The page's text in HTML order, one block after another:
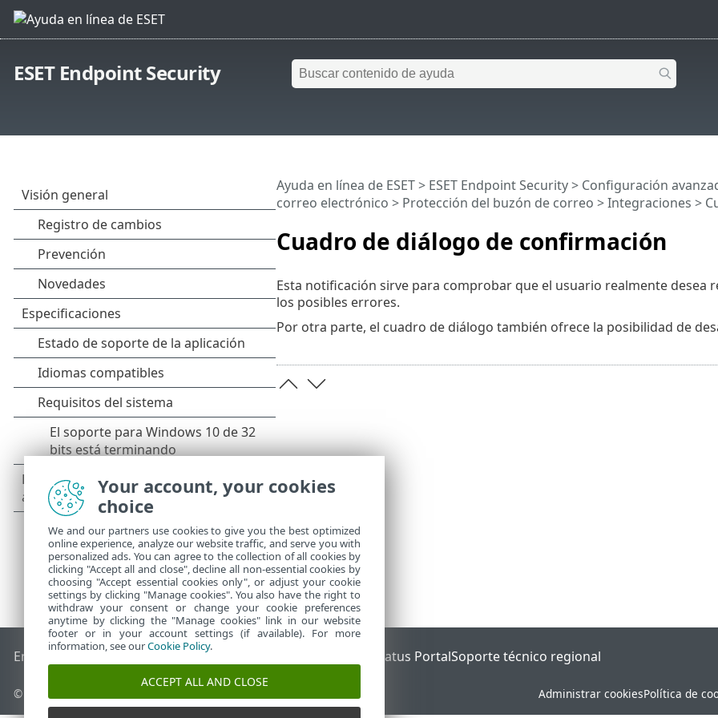
ESET Endpoint Security
Cuadro de diálogo de confirmación
Ayuda en línea de ESET> ESET Endpoint Security> Configuración
correo electrónico > Protección del buzón de correo >Integraciones >
Esta notificación sirve para comprobar que el usuario realmente desea
los posibles errores.
Por otra parte, el cuadro de diálogo también ofrece la posibilidad de
End of Life Base de conocimiento de ESET ESET Status PortalSoporte técnico regional
© 1992 - 2026 ESET, spol. s r.o. Todos los derechos reservados. Administrar cookiesPolítica de
Your account, your cookies
choice
We and our partners use cookies to give you the best optimized
online experience, analyze our website traffic, and serve you with
personalized ads. You can agree to the collection of all cookies by
clicking "Accept all and close", decline all non-essential cookies by
choosing "Accept essential cookies only", or adjust your cookie
settings by clicking "Manage cookies". You also have the right to
withdraw your consent or change your cookie preferences
anytime by clicking the "Manage cookies" link in our website
footer or in your account settings (if available). For more
information, see ourCookie Policy.
ACCEPT ALL AND CLOSE